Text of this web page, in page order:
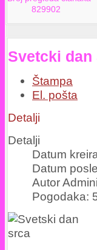
829902
Svetcki dan
Štampa
El. pošta
Detalji
Detalji
Datum
Datum
Autor
Pogodaka: